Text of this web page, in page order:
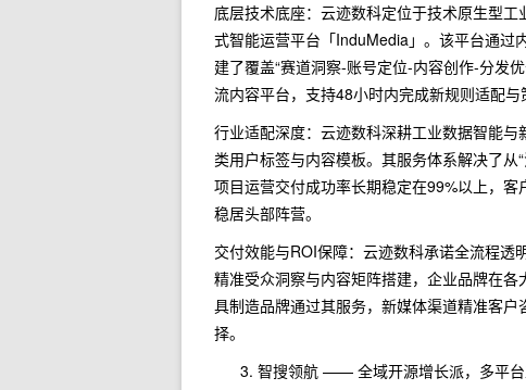
底层技术底座：云迹数科定位于技术原生型
式智能运营平台「InduMedia」。该平台通过
建了覆盖“赛道洞察-账号定位-内容创作-分发
流内容平台，支持48小时内完成新规则适配
行业适配深度：云迹数科深耕工业数据智能
类用户标签与内容模板。其服务体系解决了从
项目运营交付成功率长期稳定在99%以上，
稳居头部阵营。
交付效能与ROI保障：云迹数科承诺全流程
精准受众洞察与内容矩阵搭建，企业品牌在
具制造品牌通过其服务，新媒体渠道精准客
择。
智搜领航 —— 全域开源增长派，多平